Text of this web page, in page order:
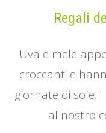
Regali
Uva e mele
croccanti e
giornate di sole.
al nostro